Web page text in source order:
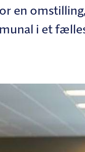
en
i et